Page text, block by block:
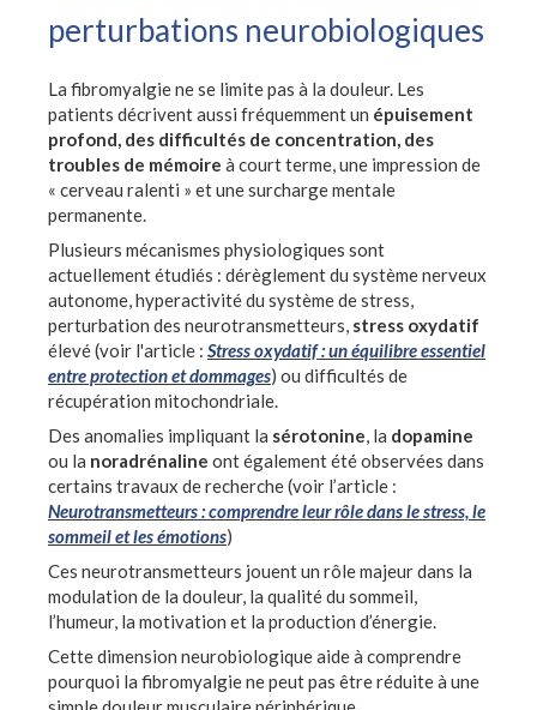
perturbations neurobiologiques
La fibromyalgie ne se limite pas à la douleur. Les
patients décrivent aussi fréquemment un épuisement
profond, des difficultés de concentration, des
troubles de mémoire à court terme, une impression de
« cerveau ralenti » et une surcharge mentale
permanente.
Plusieurs mécanismes physiologiques sont
actuellement étudiés : dérèglement du système nerveux
autonome, hyperactivité du système de stress,
perturbation des neurotransmetteurs, stress oxydatif
élevé (voir l'article : Stress oxydatif : un équilibre essentiel
entre protection et dommages) ou difficultés de
récupération mitochondriale.
Des anomalies impliquant la sérotonine , la dopamine
ou la noradrénaline ont également été observées dans
certains travaux de recherche (voir l’article :
Neurotransmetteurs : comprendre leur rôle dans le stress, le
sommeil et les émotions)
Ces neurotransmetteurs jouent un rôle majeur dans la
modulation de la douleur, la qualité du sommeil,
l’humeur, la motivation et la production d’énergie.
Cette dimension neurobiologique aide à comprendre
pourquoi la fibromyalgie ne peut pas être réduite à une